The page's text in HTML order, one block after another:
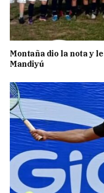
Montaña dio la nota y
Mandiyú